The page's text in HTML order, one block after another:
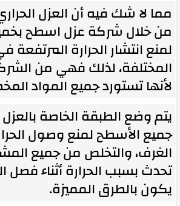
مما لا شك فيه أن العزل
من خلال شركة عزل اسطح
لمنع انتشار الحرارة المرتفعة
المختلفة، لذلك فهي من
لأنها تستورد جميع المواد
يتم وضع الطبقة الخاصة
جميع الأسطح لمنع وصول
الغرف، والتخلص من جميع
تحدث بسبب الحرارة أثناء فصل
يكون بالطرق المميزة.